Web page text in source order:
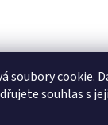
soubory cookie.
souhlas s